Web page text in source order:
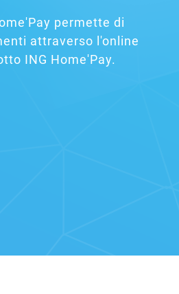
permette di
attraverso l'online
ING Home'Pay.